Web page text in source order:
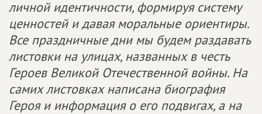
личной идентичности, формируя систему
ценностей и давая моральные ориентиры.
Все праздничные дни мы будем раздавать
листовки на улицах, названных в честь
Героев Великой Отечественной войны. На
самих листовках написана биография
Героя и информация о его подвигах, а на